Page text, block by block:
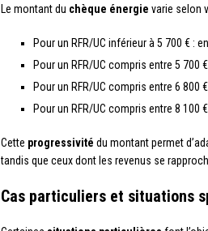
Le montant du chèque énergie varie selon
Pour un RFR/UC inférieur à 5 700 € :
Pour un RFR/UC compris entre 5 700
Pour un RFR/UC compris entre 6 800
Pour un RFR/UC compris entre 8 100
Cette progressivité du montant permet
tandis que ceux dont les revenus se
Cas particuliers et situations